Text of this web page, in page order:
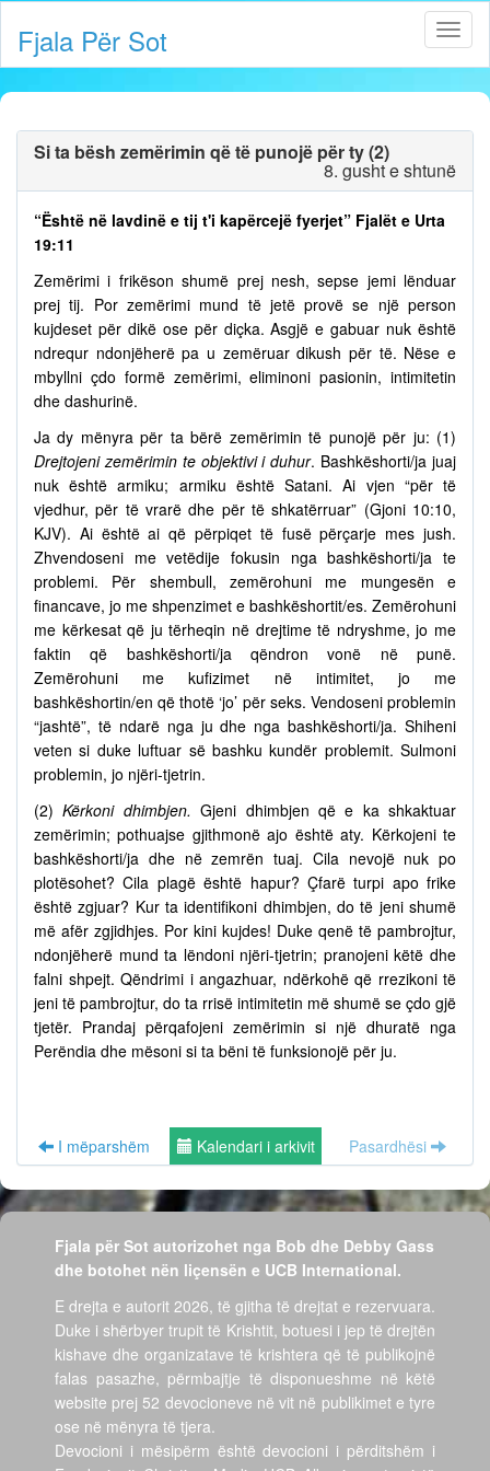
Fjala Për Sot
Si ta bësh zemërimin që të punojë për ty (2)
8. gusht e shtunë
“Është në lavdinë e tij t'i kapërcejë fyerjet” Fjalët e Urta
19:11
Zemërimi i frikëson shumë prej nesh, sepse jemi lënduar
prej tij. Por zemërimi mund të jetë provë se një person
kujdeset për dikë ose për diçka. Asgjë e gabuar nuk është
ndrequr ndonjëherë pa u zemëruar dikush për të. Nëse e
mbyllni çdo formë zemërimi, eliminoni pasionin, intimitetin
dhe dashurinë.
Ja dy mënyra për ta bërë zemërimin të punojë për ju: (1)
Drejtojeni zemërimin te objektivi i duhur. Bashkëshorti/ja juaj
nuk është armiku; armiku është Satani. Ai vjen “për të
vjedhur, për të vrarë dhe për të shkatërruar” (Gjoni 10:10,
KJV). Ai është ai që përpiqet të fusë përçarje mes jush.
Zhvendoseni me vetëdije fokusin nga bashkëshorti/ja te
problemi. Për shembull, zemërohuni me mungesën e
financave, jo me shpenzimet e bashkëshortit/es. Zemërohuni
me kërkesat që ju tërheqin në drejtime të ndryshme, jo me
faktin që bashkëshorti/ja qëndron vonë në punë.
Zemërohuni me kufizimet në intimitet, jo me
bashkëshortin/en që thotë ‘jo’ për seks. Vendoseni problemin
“jashtë”, të ndarë nga ju dhe nga bashkëshorti/ja. Shiheni
veten si duke luftuar së bashku kundër problemit. Sulmoni
problemin, jo njëri-tjetrin.
(2)Kërkoni dhimbjen. Gjeni dhimbjen që e ka shkaktuar
zemërimin; pothuajse gjithmonë ajo është aty. Kërkojeni te
bashkëshorti/ja dhe në zemrën tuaj. Cila nevojë nuk po
plotësohet? Cila plagë është hapur? Çfarë turpi apo frike
është zgjuar? Kur ta identifikoni dhimbjen, do të jeni shumë
më afër zgjidhjes. Por kini kujdes! Duke qenë të pambrojtur,
ndonjëherë mund ta lëndoni njëri-tjetrin; pranojeni këtë dhe
falni shpejt. Qëndrimi i angazhuar, ndërkohë që rrezikoni të
jeni të pambrojtur, do ta rrisë intimitetin më shumë se çdo gjë
tjetër. Prandaj përqafojeni zemërimin si një dhuratë nga
Perëndia dhe mësoni si ta bëni të funksionojë për ju.
I mëparshëm Kalendari i arkivit Pasardhësi
Fjala për Sot autorizohet nga Bob dhe Debby Gass
dhe botohet nën liçensën e UCB International.
E drejta e autorit 2026, të gjitha të drejtat e rezervuara.
Duke i shërbyer trupit të Krishtit, botuesi i jep të drejtën
kishave dhe organizatave të krishtera që të publikojnë
falas pasazhe, përmbajtje të disponueshme në këtë
website prej 52 devocioneve në vit në publikimet e tyre
ose në mënyra të tjera.
Devocioni i mësipërm është devocioni i përditshëm i